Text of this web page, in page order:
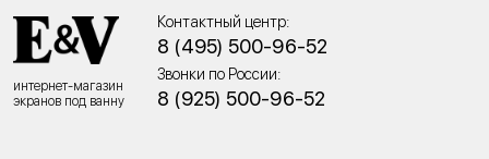
интернет-магазин
экранов под ванну
Контактный центр:
8 (495) 500-96-52
Звонки по России:
8 (925) 500-96-52